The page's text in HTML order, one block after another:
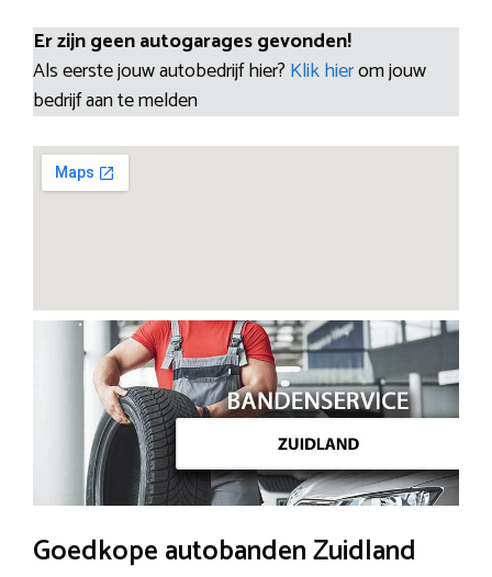
Er zijn geen autogarages gevonden!
Als eerste jouw autobedrijf hier? Klik hierom jouw
bedrijf aan te melden
Goedkope autobanden Zuidland